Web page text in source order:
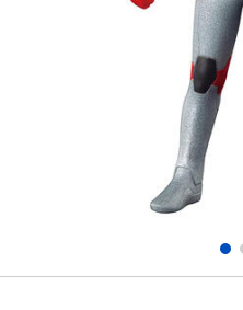
อุปกรณ์อิเล็คทรอนิกส์
เกมและพัซเซิล
ของเล่นเพื่อการเรียนรู้
กิจกรรมกลางแจ้งและ